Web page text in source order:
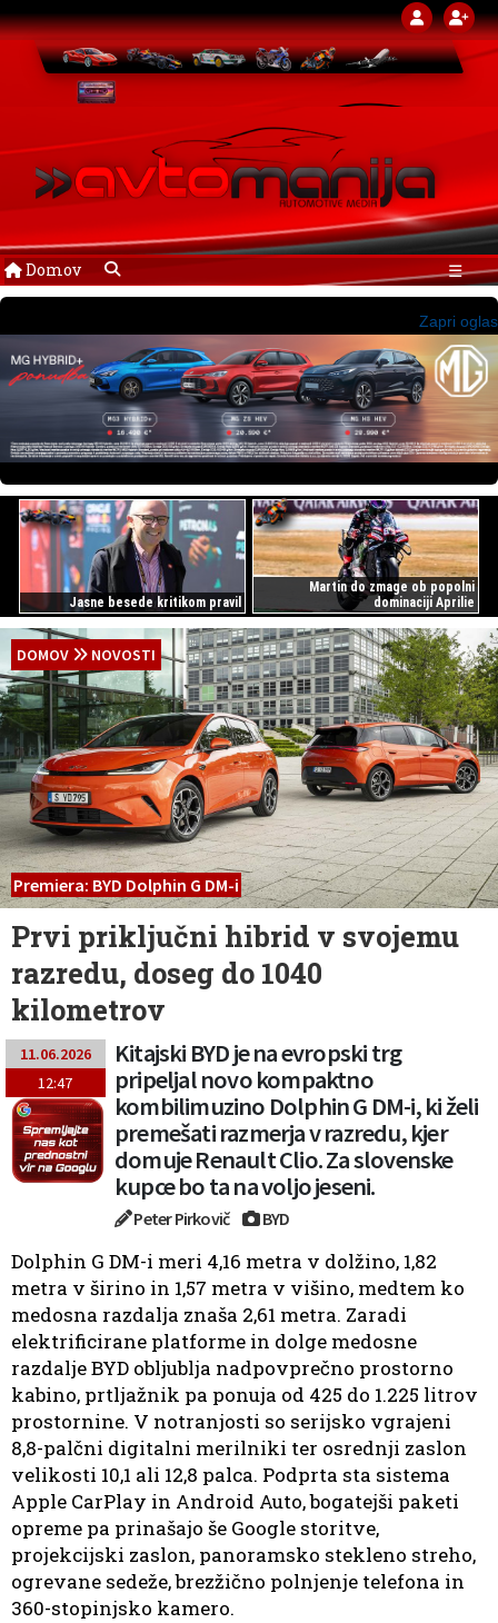
Domov ☰
Zapri oglas
Jasne besede kritikom pravil
Martin do zmage ob popolni
dominaciji Aprilie
DOMOV NOVOSTI
Premiera: BYD Dolphin G DM-i
Prvi priključni hibrid v svojemu
razredu, doseg do 1040
kilometrov
11.06.2026
12:47
Kitajski BYD je na evropski trg
pripeljal novo kompaktno
kombilimuzino Dolphin G DM-i, ki želi
premešati razmerja v razredu, kjer
domuje Renault Clio. Za slovenske
kupce bo ta na voljo jeseni.
Peter Pirkovič BYD
Dolphin G DM-i meri 4,16 metra v dolžino, 1,82
metra v širino in 1,57 metra v višino, medtem ko
medosna razdalja znaša 2,61 metra. Zaradi
elektrificirane platforme in dolge medosne
razdalje BYD obljublja nadpovprečno prostorno
kabino, prtljažnik pa ponuja od 425 do 1.225 litrov
prostornine. V notranjosti so serijsko vgrajeni
8,8-palčni digitalni merilniki ter osrednji zaslon
velikosti 10,1 ali 12,8 palca. Podprta sta sistema
Apple CarPlay in Android Auto, bogatejši paketi
opreme pa prinašajo še Google storitve,
projekcijski zaslon, panoramsko stekleno streho,
ogrevane sedeže, brezžično polnjenje telefona in
360-stopinjsko kamero.